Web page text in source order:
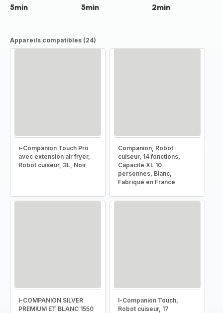
5min 5min 2min
Appareils compatibles (24)
i-Companion Touch Pro
avec extension air fryer,
Robot cuiseur, 3L, Noir
Companion, Robot
cuiseur, 14 fonctions,
Capacité XL 10
personnes, Blanc,
Fabriqué en France
I-COMPANION SILVER
PREMIUM ET BLANC 1550
I-Companion Touch,
Robot cuiseur, 17